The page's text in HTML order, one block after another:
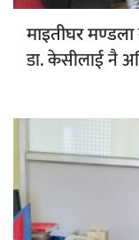
माइतीघर मण्डला
डा. केसीलाई नै